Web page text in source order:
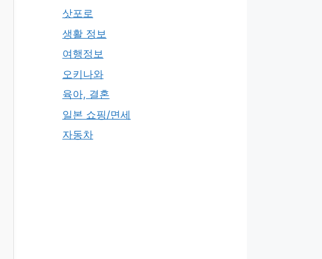
삿포로
생활 정보
여행정보
오키나와
육아, 결혼
일본 쇼핑/면세
자동차